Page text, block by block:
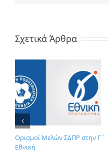
Σχετικά Άρθρα
Ορισμοί Μελών ΣΔΠΡ στην Γ΄
Εθνική